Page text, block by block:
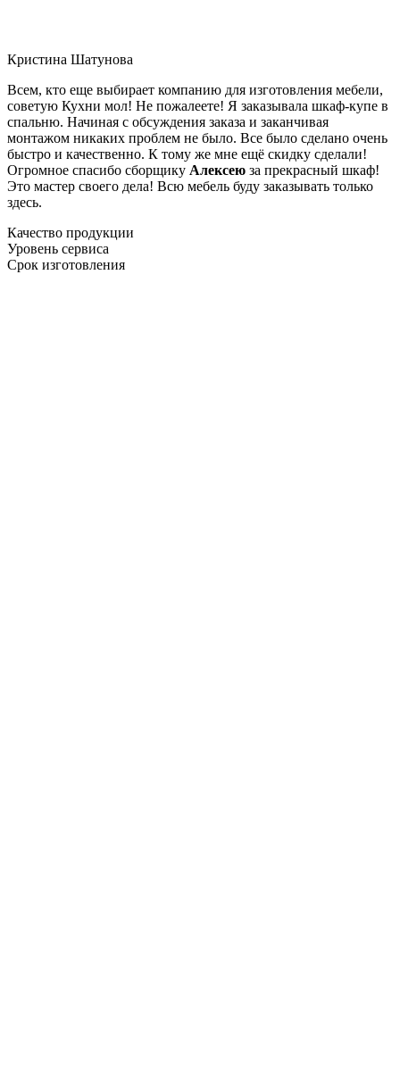
Кристина Шатунова
Всем, кто еще выбирает компанию для изготовления мебели,
советую Кухни мол! Не пожалеете! Я заказывала шкаф-купе в
спальню. Начиная с обсуждения заказа и заканчивая
монтажом никаких проблем не было. Все было сделано очень
быстро и качественно. К тому же мне ещё скидку сделали!
Огромное спасибо сборщику Алексею за прекрасный шкаф!
Это мастер своего дела! Всю мебель буду заказывать только
здесь.
Качество продукции
Уровень сервиса
Срок изготовления